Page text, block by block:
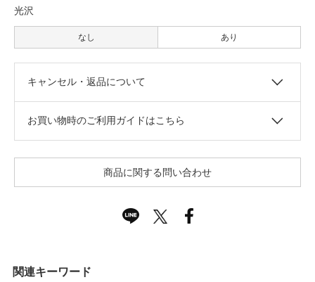
光沢
なし あり
キャンセル・返品について
お買い物時のご利用ガイドはこちら
商品に関する問い合わせ
関連キーワード